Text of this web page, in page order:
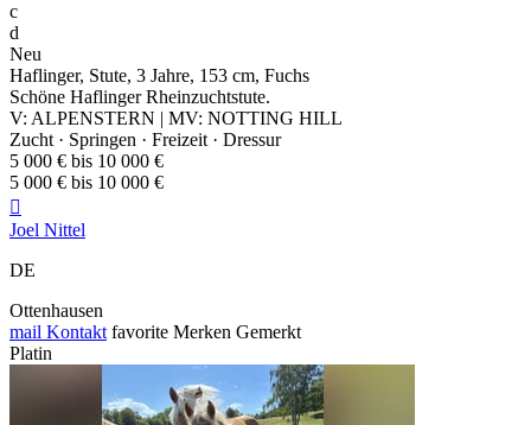
c
d
Neu
Haflinger, Stute, 3 Jahre, 153 cm, Fuchs
Schöne Haflinger Rheinzuchtstute.
V: ALPENSTERN | MV: NOTTING HILL
Zucht · Springen · Freizeit · Dressur
5 000 € bis 10 000 €
5 000 € bis 10 000 €

Joel Nittel
DE
Ottenhausen
mail Kontakt favorite Merken Gemerkt
Platin